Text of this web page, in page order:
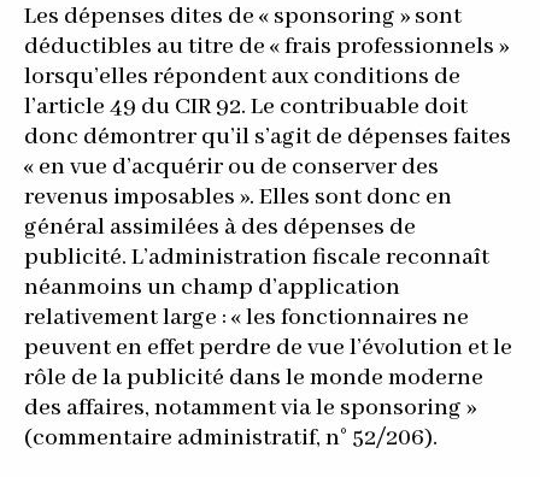
Les dépenses dites de « sponsoring » sont
déductibles au titre de « frais professionnels »
lorsqu’elles répondent aux conditions de
l’article 49 du CIR 92. Le contribuable doit
donc démontrer qu’il s’agit de dépenses faites
« en vue d’acquérir ou de conserver des
revenus imposables ». Elles sont donc en
général assimilées à des dépenses de
publicité. L’administration fiscale reconnaît
néanmoins un champ d’application
relativement large : « les fonctionnaires ne
peuvent en effet perdre de vue l’évolution et le
rôle de la publicité dans le monde moderne
des affaires, notamment via le sponsoring »
(commentaire administratif, n° 52/206).